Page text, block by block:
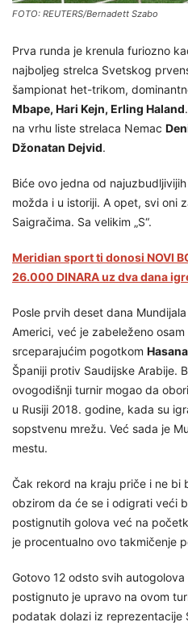
FOTO: REUTERS/Bernadett Szabo
Prva runda je krenula furiozno
najboljeg strelca Svetskog
šampionat het-trikom,
Mbape, Hari Kejn, Erling Haland
na vrhu liste strelaca Nemac
Džonatan Dejvid.
Biće ovo jedna od
možda i u istoriji. A opet, svi oni
Saigračima. Sa velikim „S“.
Meridian sport ti donosi NOVI
26.000 DINARA uz dva dana
Posle prvih deset dana
Americi, već je zabeleženo
srceparajućim pogotkom
Španiji protiv Saudijske Arabije.
ovogodišnji turnir mogao da
u Rusiji 2018. godine, kada su
sopstvenu mrežu. Već sada je
mestu.
Čak rekord na kraju priče i ne bi
obzirom da će se i odigrati veći
postignutih golova već na
je procentualno ovo takmičenje
Gotovo 12 odsto svih
postignuto je upravo na ovom
podatak dolazi iz reprezentacije